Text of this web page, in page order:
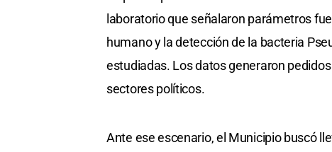
laboratorio que señalaron parámetros
humano y la detección de la bacteria
estudiadas. Los datos generaron
sectores políticos.
Ante ese escenario, el Municipio buscó